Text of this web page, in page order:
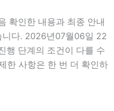
확인한 내용과 최종 안내
니다. 2026년07월06일 22
행 단계의 조건이 다를 수
한 사항은 한 번 더 확인하